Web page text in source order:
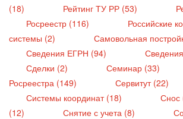
(18)
Рейтинг ТУ РР (53)
Росреестр (116)
Российские
системы (2)
Самовольная
Сведения ЕГРН (94)
Сделки (2)
Семинар (33)
Росреестра (149)
Сервитут (22)
Системы координат (18)
Снос
(12)
Снятие с учета (8)